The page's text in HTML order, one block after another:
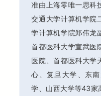
准由上海零唯一思科
交通大学计算机学院
学计算机学院郑伟龙
首都医科大学宣武医
医院、首都医科大学
心、复旦大学、东
学、山西大学等43家